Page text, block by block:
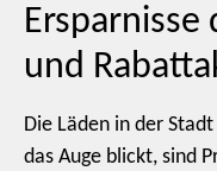
Ersparnisse
und
Die Läden in der
das Auge blickt, sind